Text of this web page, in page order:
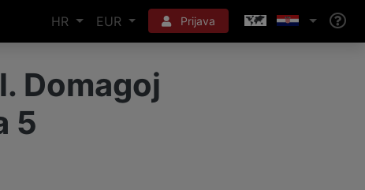
HR EUR Prijava
Domagoj
5